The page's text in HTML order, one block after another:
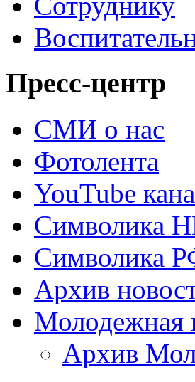
Пресс-центр
СМИ о нас
Фотолента
YouTube
Символика
Символика
Архив
Молодежная
Архив